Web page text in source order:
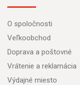
O spoločnosti
Veľkoobchod
Doprava a poštovné
Vrátenie a reklamácia
Výdajné miesto